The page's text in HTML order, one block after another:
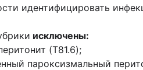
идентифицировать
исключены:
(T81.6);
пароксизмальный